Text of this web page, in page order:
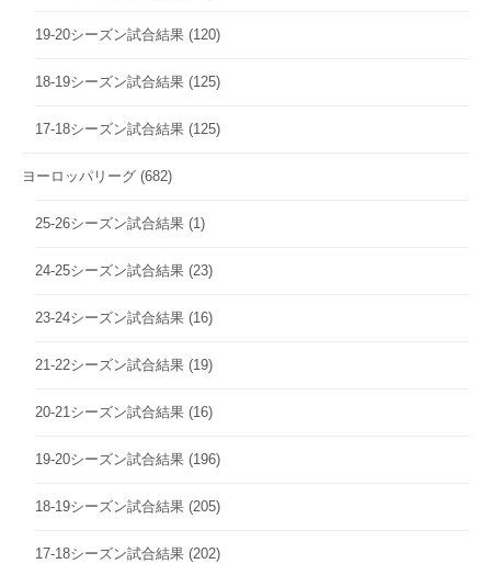
19-20シーズン試合結果 (120)
18-19シーズン試合結果 (125)
17-18シーズン試合結果 (125)
ヨーロッパリーグ (682)
25-26シーズン試合結果 (1)
24-25シーズン試合結果 (23)
23-24シーズン試合結果 (16)
21-22シーズン試合結果 (19)
20-21シーズン試合結果 (16)
19-20シーズン試合結果 (196)
18-19シーズン試合結果 (205)
17-18シーズン試合結果 (202)